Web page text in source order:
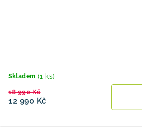
Skladem (1 ks)
12 990 Kč
18 990 Kč